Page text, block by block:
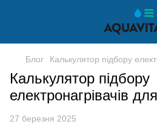
Блог Калькулятор підбору
Калькулятор підбору
електронагрівачів
27 березня 2025